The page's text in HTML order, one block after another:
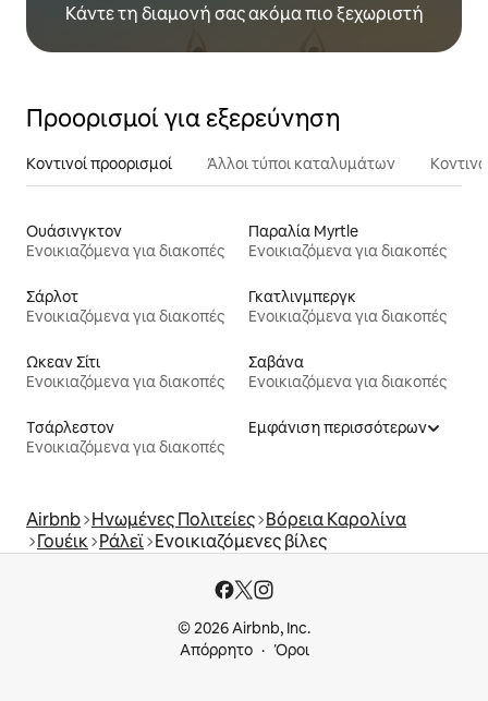
Κάντε τη διαμονή σας ακόμα πιο ξεχωριστή
Προορισμοί για εξερεύνηση
Κοντινοί προορισμοί Άλλοι τύποι καταλυμάτων
Ουάσινγκτον
Ενοικιαζόμενα για διακοπές
Παραλία Myrtle
Ενοικιαζόμενα για διακοπές
Σάρλοτ
Ενοικιαζόμενα για διακοπές
Γκατλινμπεργκ
Ενοικιαζόμενα για διακοπές
Ωκεαν Σίτι
Ενοικιαζόμενα για διακοπές
Σαβάνα
Ενοικιαζόμενα για διακοπές
Τσάρλεστον
Ενοικιαζόμενα για διακοπές
Εμφάνιση περισσότερων
Airbnb Ηνωμένες Πολιτείες Βόρεια Καρολίνα
Γουέικ Ράλεϊ Ενοικιαζόμενες βίλες
© 2026 Airbnb, Inc.
Απόρρητο
Όροι